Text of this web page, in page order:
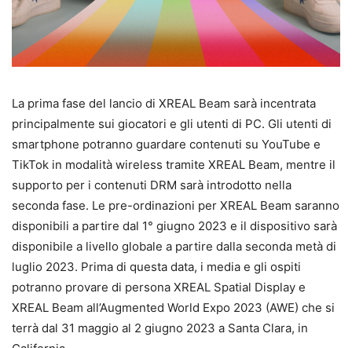
La prima fase del lancio di XREAL Beam sarà incentrata
principalmente sui giocatori e gli utenti di PC. Gli utenti di
smartphone potranno guardare contenuti su YouTube e
TikTok in modalità wireless tramite XREAL Beam, mentre il
supporto per i contenuti DRM sarà introdotto nella
seconda fase. Le pre-ordinazioni per XREAL Beam saranno
disponibili a partire dal 1° giugno 2023 e il dispositivo sarà
disponibile a livello globale a partire dalla seconda metà di
luglio 2023. Prima di questa data, i media e gli ospiti
potranno provare di persona XREAL Spatial Display e
XREAL Beam all’Augmented World Expo 2023 (AWE) che si
terrà dal 31 maggio al 2 giugno 2023 a Santa Clara, in